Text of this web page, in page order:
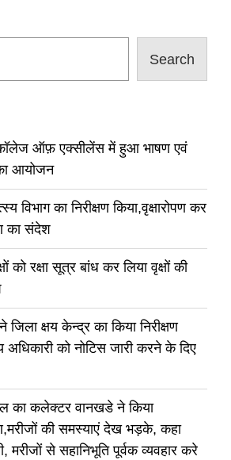
Search
कॉलेज ऑफ़ एक्सीलेंस में हुआ भाषण एवं
का आयोजन
विभाग का निरीक्षण किया,वृक्षारोपण कर
का संदेश
को रक्षा सूत्र बांध कर लिया वृक्षों की
जिला क्षय केन्द्र का किया निरीक्षण
अधिकारी को नोटिस जारी करने के दिए
का कलेक्टर वानखडे ने किया
की समस्याएं देख भड़के, कहा
मरीजों से सहानिभूति पूर्वक व्यवहार करे